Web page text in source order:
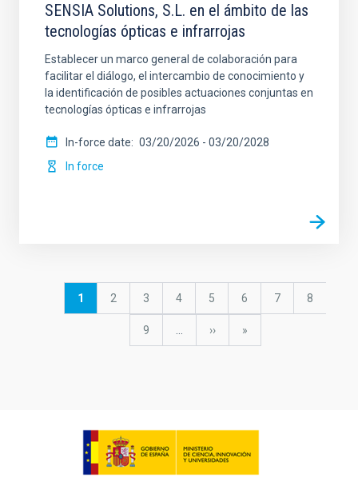
SENSIA Solutions, S.L. en el ámbito de las
tecnologías ópticas e infrarrojas
Establecer un marco general de colaboración para
facilitar el diálogo, el intercambio de conocimiento y
la identificación de posibles actuaciones conjuntas en
tecnologías ópticas e infrarrojas
In-force date 03/20/2026 - 03/20/2028
In force
Current
1 Page
2 Page
3 Page
4 Page
5 Page
6 Page
7 Page
8
Page
9
Next
››
last
»